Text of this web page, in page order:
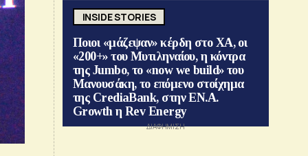
INSIDE STORIES
Ποιοι «μάζεψαν» κέρδη στο ΧΑ, οι
«200+» του Μυτιληναίου, η κόντρα
της Jumbo, το «now we build» του
Μανουσάκη, το επόμενο στοίχημα
της CrediaBank, στην ΕΝ.Α.
Growth η Rev Energy